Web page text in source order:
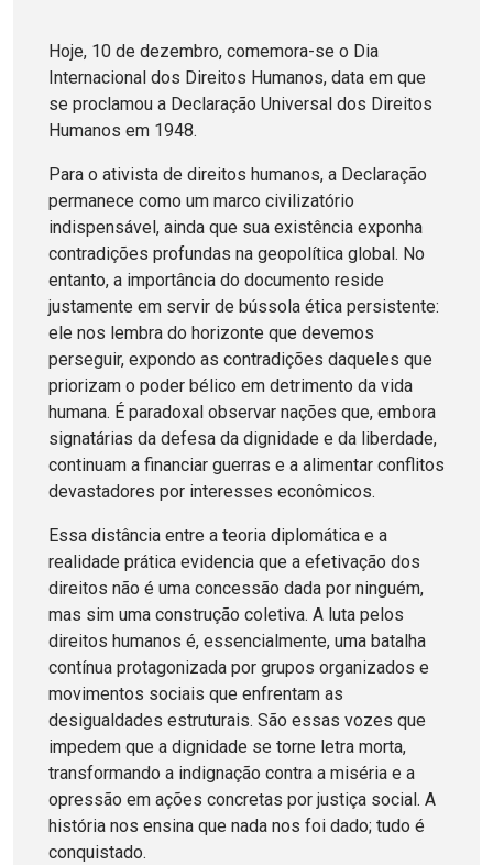
Hoje, 10 de dezembro, comemora-se o Dia
Internacional dos Direitos Humanos, data em que
se proclamou a Declaração Universal dos Direitos
Humanos em 1948.
Para o ativista de direitos humanos, a Declaração
permanece como um marco civilizatório
indispensável, ainda que sua existência exponha
contradições profundas na geopolítica global. No
entanto, a importância do documento reside
justamente em servir de bússola ética persistente:
ele nos lembra do horizonte que devemos
perseguir, expondo as contradições daqueles que
priorizam o poder bélico em detrimento da vida
humana. É paradoxal observar nações que, embora
signatárias da defesa da dignidade e da liberdade,
continuam a financiar guerras e a alimentar conflitos
devastadores por interesses econômicos.
Essa distância entre a teoria diplomática e a
realidade prática evidencia que a efetivação dos
direitos não é uma concessão dada por ninguém,
mas sim uma construção coletiva. A luta pelos
direitos humanos é, essencialmente, uma batalha
contínua protagonizada por grupos organizados e
movimentos sociais que enfrentam as
desigualdades estruturais. São essas vozes que
impedem que a dignidade se torne letra morta,
transformando a indignação contra a miséria e a
opressão em ações concretas por justiça social. A
história nos ensina que nada nos foi dado; tudo é
conquistado.